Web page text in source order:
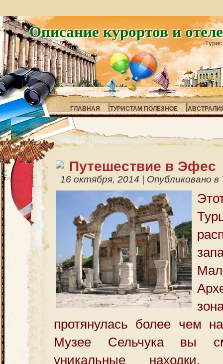
Описание курортов и
ГЛАВНАЯ ТУРИСТАМ ПОЛЕЗНОЕ
Путешествие в Эфес
16 октября, 2014 Опубликовано в
протянулась более чем
Музее Сельчука вы
уникальные